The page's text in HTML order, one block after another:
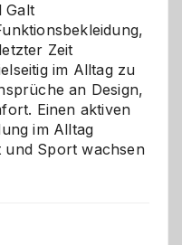
Galt
Zeit
im Alltag zu
an Design,
Einen aktiven
im Alltag
und Sport wachsen